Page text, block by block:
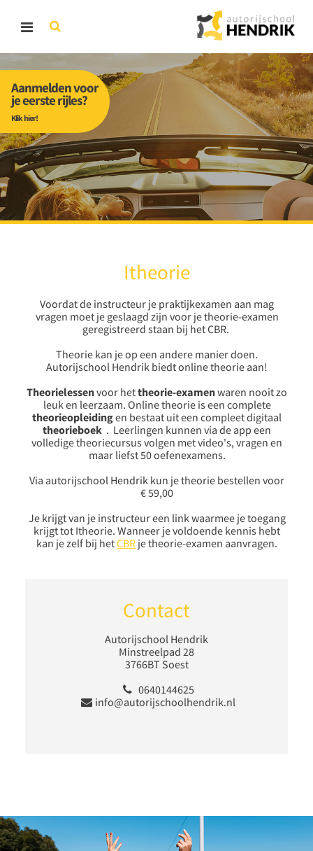
Aanmelden voor
je eerste rijles?
Klik hier!
Itheorie
Voordat de instructeur je praktijkexamen aan mag
vragen moet je geslaagd zijn voor je theorie-examen
geregistreerd staan ​​​​​​bij het CBR.
Theorie kan je op een andere manier doen.
Autorijschool Hendrik biedt online theorie aan!
Theorielessenvoor hettheorie-examenwaren nooit zo
leuk en leerzaam. Online theorie is een complete
theorieopleidingen bestaat uit een compleet digitaal
theorieboek . Leerlingen kunnen via de app een
volledige theoriecursus volgen met video's, vragen en
maar liefst 50 oefenexamens.
Via autorijschool Hendrik kun je theorie bestellen voor
€ 59,00
Je krijgt van je instructeur een link waarmee je toegang
krijgt tot Itheorie. Wanneer je voldoende kennis hebt
kan je zelf bij hetCBR je theorie-examen aanvragen.
Contact
Autorijschool Hendrik
Minstreelpad 28
3766BT Soest
0640144625
info@autorijschoolhendrik.nl